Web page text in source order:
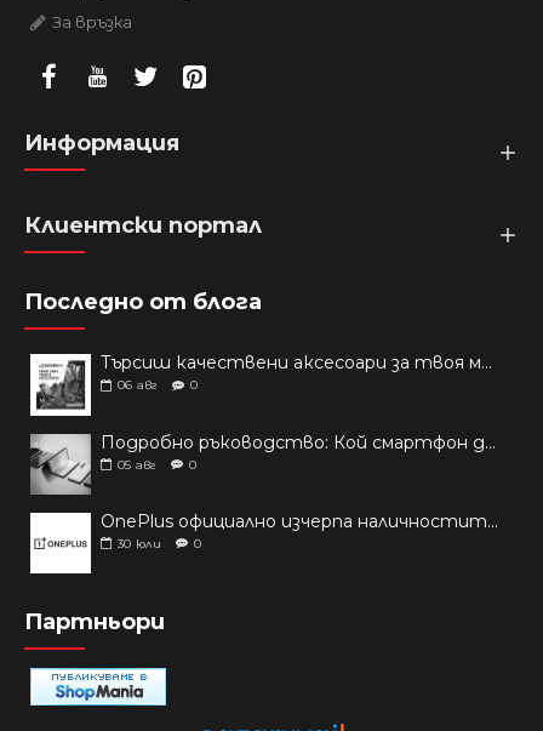
За връзка
Информация
Клиентски портал
Последно от блога
Търсиш качествени аксесоари за твоя модел? Как правилно да защитим новия си смартфон: Ръководство за аксесоари през 2026 г.
06 авг 0
Подробно ръководство: Кой смартфон да купиш през 2026 г.?
05 авг 0
OnePlus официално изчерпа наличностите си от телефони на основни пазари
30 юли 0
Партньори